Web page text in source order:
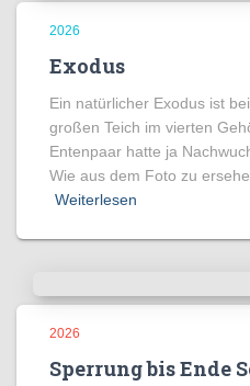
2026
Exodus
Ein natürlicher Exodus ist
großen Teich im vierten
Entenpaar hatte ja
Wie aus dem Foto zu
Weiterlesen
2026
Sperrung bis Ende